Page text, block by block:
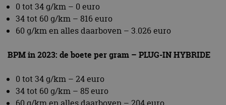
0 tot 34 g/km – 0 euro
34 tot 60 g/km – 816 euro
60 g/km en alles daarboven – 3.026 euro
BPM in 2023: de boete per gram – PLUG-IN HYBRIDE
0 tot 34 g/km – 24 euro
34 tot 60 g/km – 85 euro